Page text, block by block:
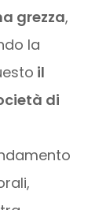
grezza,
la
il
di